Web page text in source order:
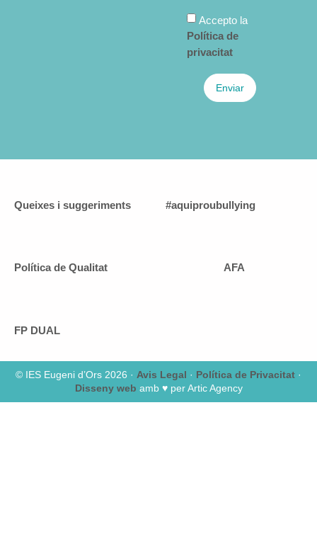
Accepto la
Política de
privacitat
Enviar
Queixes i suggeriments #aquiproubullying
Política de Qualitat AFA
FP DUAL
© IES Eugeni d’Ors 2026 · Avis Legal · Política de Privacitat ·
Disseny web amb ♥️ per Artic Agency